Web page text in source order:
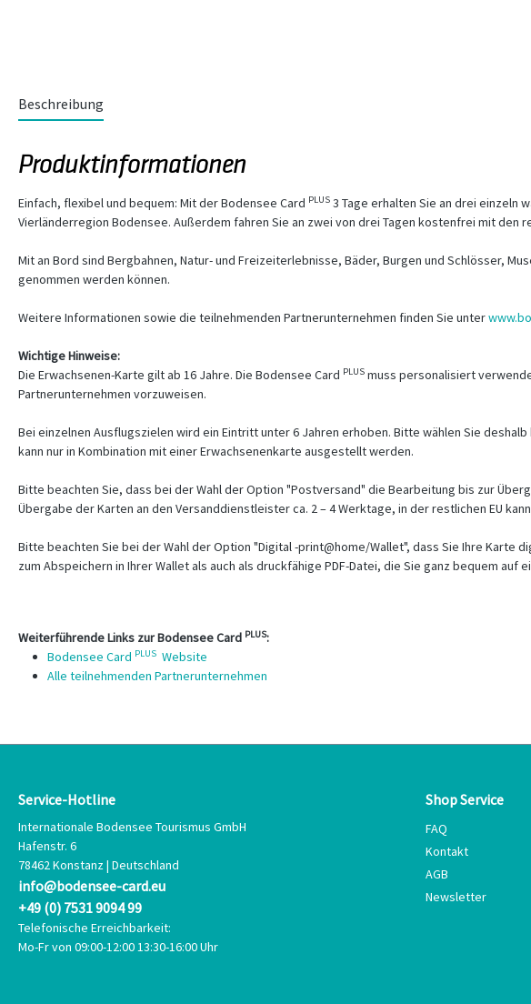
Beschreibung
Produktinformationen
Einfach, flexibel und bequem: Mit der Bodensee Card PLUS 3 Tage erhalten Sie an drei einzeln
Vierländerregion Bodensee. Außerdem fahren Sie an zwei von drei Tagen kostenfrei mit den
Mit an Bord sind Bergbahnen, Natur- und Freizeiterlebnisse, Bäder, Burgen und Schlösser,
genommen werden können.
Weitere Informationen sowie die teilnehmenden Partnerunternehmen finden Sie unter
Wichtige Hinweise:
Die Erwachsenen-Karte gilt ab 16 Jahre. Die Bodensee Card PLUS muss personalisiert
Partnerunternehmen vorzuweisen.
Bei einzelnen Ausflugszielen wird ein Eintritt unter 6 Jahren erhoben. Bitte wählen Sie
kann nur in Kombination mit einer Erwachsenenkarte ausgestellt werden.
Bitte beachten Sie, dass bei der Wahl der Option "Postversand" die Bearbeitung bis zur
Übergabe der Karten an den Versanddienstleister ca. 2 – 4 Werktage, in der restlichen EU
Bitte beachten Sie bei der Wahl der Option "Digital -print@home/Wallet", dass Sie Ihre Karte
zum Abspeichern in Ihrer Wallet als auch als druckfähige PDF-Datei, die Sie ganz bequem auf
Weiterführende Links zur Bodensee Card PLUS:
Bodensee Card PLUS Website
Alle teilnehmenden Partnerunternehmen
Service-Hotline
Internationale Bodensee Tourismus GmbH
Hafenstr. 6
78462 Konstanz | Deutschland
info@bodensee-card.eu
+49 (0) 7531 9094 99
Telefonische Erreichbarkeit:
Mo-Fr von 09:00-12:00 13:30-16:00 Uhr
Shop Service
FAQ
Kontakt
AGB
Newsletter